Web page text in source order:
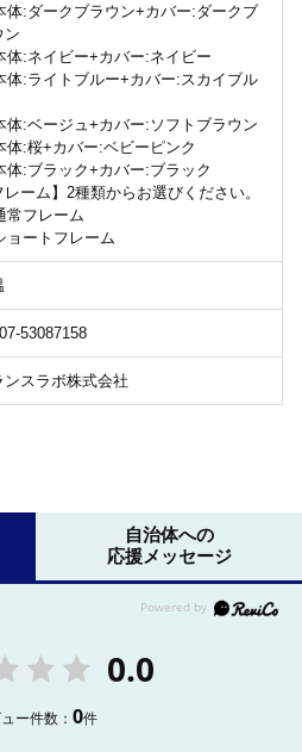
体:ダークブラウン+カバー:ダークブ
ン
体:ネイビー+カバー:ネイビー
体:ライトブルー+カバー:スカイブル
体:ベージュ+カバー:ソフトブラウン
体:桜+カバー:ベビーピンク
体:ブラック+カバー:ブラック
レーム】2種類からお選びください。
常フレーム
ョートフレーム
53087158
ンスラボ株式会社
自治体への
応援メッセージ
0.0
ー件数：0件